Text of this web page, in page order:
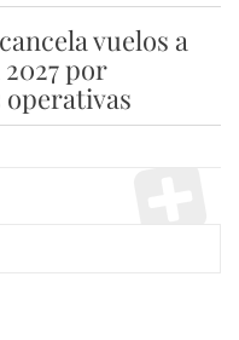
vuelos a
por